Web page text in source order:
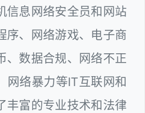
信息网络安全员和网站
序、网络游戏、电子商
、数据合规、网络不正
网络暴力等IT互联网和
丰富的专业技术和法律